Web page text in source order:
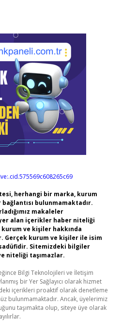
herhangi bir marka, kurum
bulunmamaktadır.
makaleler
alan içerikler haber niteliği
ve kişiler hakkında
Gerçek kurum ve kişiler ile isim
Sitemizdeki bilgiler
niteliği taşımazlar.
Bilgi Teknolojileri ve İletişim
bir Yer Sağlayıcı olarak hizmet
içerikleri proaktif olarak denetleme
bulunmamaktadır. Ancak, üyelerimiz
taşımakta olup, siteye üye olarak